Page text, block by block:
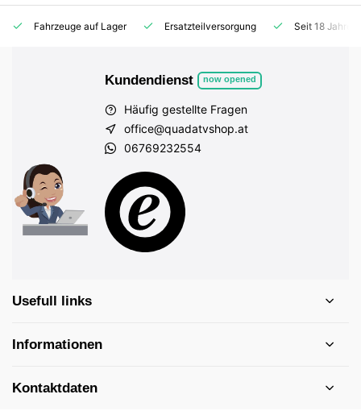
Fahrzeuge auf Lager Ersatzteilversorgung Seit 18
Kundendienst now opened
Häufig gestellte Fragen
office@quadatvshop.at
06769232554
Usefull links
Informationen
Kontaktdaten